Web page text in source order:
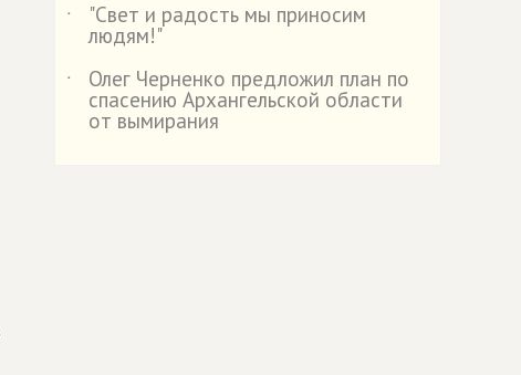
˙
"Свет и радость мы приносим
людям!"
˙
Олег Черненко предложил план по
спасению Архангельской области
от вымирания